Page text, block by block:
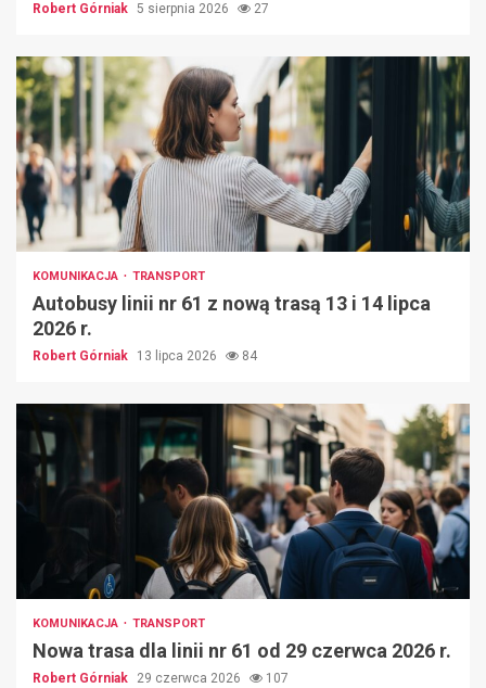
Robert Górniak 5 sierpnia 2026 27
KOMUNIKACJA TRANSPORT
Autobusy linii nr 61 z nową trasą 13 i 14 lipca
2026 r.
Robert Górniak 13 lipca 2026 84
KOMUNIKACJA TRANSPORT
Nowa trasa dla linii nr 61 od 29 czerwca 2026 r.
Robert Górniak 29 czerwca 2026 107